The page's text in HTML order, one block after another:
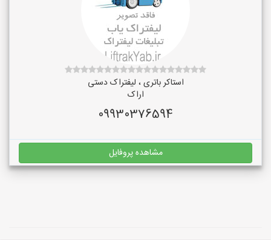
استاکر باتری ، لیفتراک دستی
اراک
09930376594
مشاهده پروفایل